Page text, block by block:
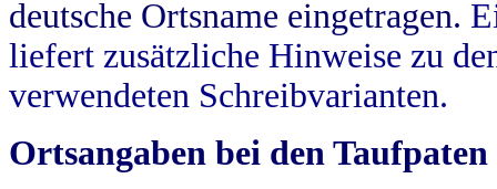
deutsche Ortsname eingetragen.
liefert zusätzliche Hinweise zu
verwendeten Schreibvarianten.
Ortsangaben bei den Taufpaten